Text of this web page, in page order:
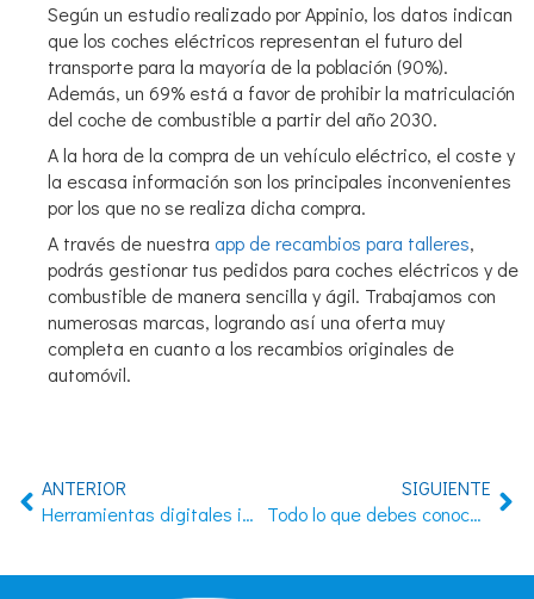
Según un estudio realizado por Appinio, los datos indican
que los coches eléctricos representan el futuro del
transporte para la mayoría de la población (90%).
Además, un 69% está a favor de prohibir la matriculación
del coche de combustible a partir del año 2030.
A la hora de la compra de un vehículo eléctrico, el coste y
la escasa información son los principales inconvenientes
por los que no se realiza dicha compra.
A través de nuestra app de recambios para talleres,
podrás gestionar tus pedidos para coches eléctricos y de
combustible de manera sencilla y ágil. Trabajamos con
numerosas marcas, logrando así una oferta muy
completa en cuanto a los recambios originales de
automóvil.
ANTERIOR
Herramientas digitales imprescindibles para un taller de automóviles
SIGUIENTE
Todo lo que debes conocer sobre la placa-distintivo de los talleres de reparación de coches